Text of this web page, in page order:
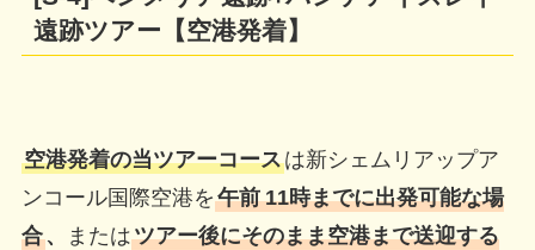
遠跡ツアー【空港発着】
空港発着の当ツアーコースは新シェムリアップア
ンコール国際空港を午前 11時までに出発可能な場
合、 またはツアー後にそのまま空港まで送迎する